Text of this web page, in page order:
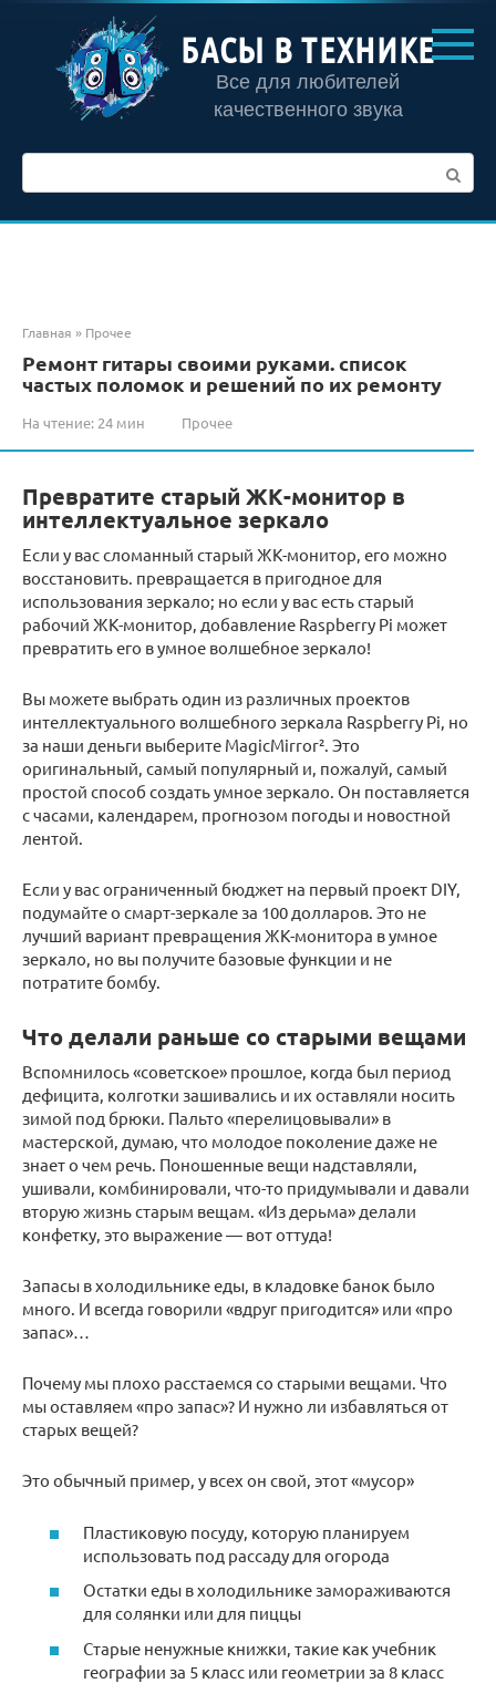
контенту
БАСЫ В ТЕХНИКЕ
Все для любителей
качественного звука
Главная » Прочее
Ремонт гитары своими руками. список
частых поломок и решений по их ремонту
На чтение: 24 мин Прочее
Превратите старый ЖК-монитор в
интеллектуальное зеркало
Если у вас сломанный старый ЖК-монитор, его можно
восстановить. превращается в пригодное для
использования зеркало; но если у вас есть старый
рабочий ЖК-монитор, добавление Raspberry Pi может
превратить его в умное волшебное зеркало!
Вы можете выбрать один из различных проектов
интеллектуального волшебного зеркала Raspberry Pi, но
за наши деньги выберите MagicMirror². Это
оригинальный, самый популярный и, пожалуй, самый
простой способ создать умное зеркало. Он поставляется
с часами, календарем, прогнозом погоды и новостной
лентой.
Если у вас ограниченный бюджет на первый проект DIY,
подумайте о смарт-зеркале за 100 долларов. Это не
лучший вариант превращения ЖК-монитора в умное
зеркало, но вы получите базовые функции и не
потратите бомбу.
Что делали раньше со старыми вещами
Вспомнилось «советское» прошлое, когда был период
дефицита, колготки зашивались и их оставляли носить
зимой под брюки. Пальто «перелицовывали» в
мастерской, думаю, что молодое поколение даже не
знает о чем речь. Поношенные вещи надставляли,
ушивали, комбинировали, что-то придумывали и давали
вторую жизнь старым вещам. «Из дерьма» делали
конфетку, это выражение — вот оттуда!
Запасы в холодильнике еды, в кладовке банок было
много. И всегда говорили «вдруг пригодится» или «про
запас»…
Почему мы плохо расстаемся со старыми вещами. Что
мы оставляем «про запас»? И нужно ли избавляться от
старых вещей?
Это обычный пример, у всех он свой, этот «мусор»
Пластиковую посуду, которую планируем
использовать под рассаду для огорода
Остатки еды в холодильнике замораживаются
для солянки или для пиццы
Старые ненужные книжки, такие как учебник
географии за 5 класс или геометрии за 8 класс